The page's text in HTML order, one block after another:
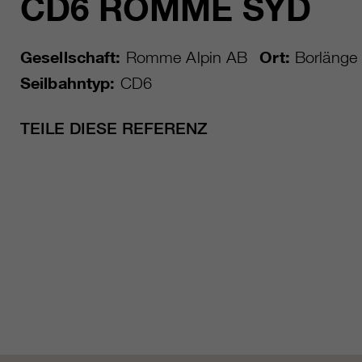
CD6 ROMME SYD
Gesellschaft: Romme Alpin AB Ort: Borlänge
Seilbahntyp: CD6
TEILE DIESE REFERENZ